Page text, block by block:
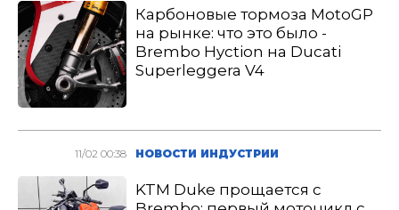
Карбоновые тормоза MotoGP
на рынке: что это было -
Brembo Hyction на Ducati
Superleggera V4
11/02 00:38 НОВОСТИ ИНДУСТРИИ
KTM Duke прощается с